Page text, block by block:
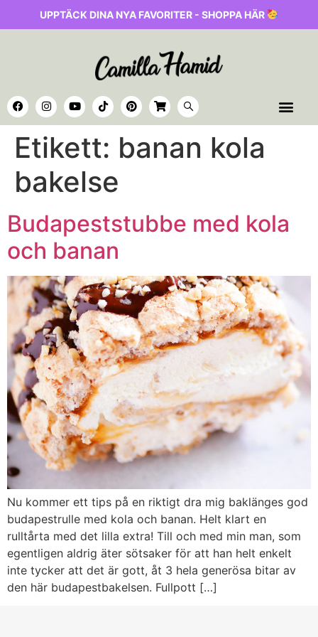
UPPTÄCK DINA NYA FAVORITER - SHOPPA HÄR
Etikett: banan kola
bakelse
Budapeststubbe med kola
och banan
Nu kommer ett tips på en riktigt dra mig baklänges god
budapestrulle med kola och banan. Helt klart en
rulltårta med det lilla extra! Till och med min man, som
egentligen aldrig äter sötsaker för att han helt enkelt
inte tycker att det är gott, åt 3 hela generösa bitar av
den här budapestbakelsen. Fullpott […]